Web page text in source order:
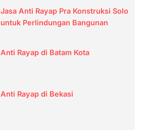
Jasa Anti Rayap Pra Konstruksi Solo
untuk Perlindungan Bangunan
Anti Rayap di Batam Kota
Anti Rayap di Bekasi